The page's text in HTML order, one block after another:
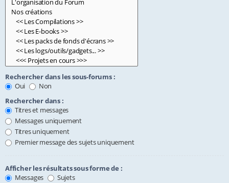
Rechercher dans les sous-forums :
Oui
Non
Rechercher dans :
Titres et messages
Messages uniquement
Titres uniquement
Premier message des sujets uniquement
Afficher les résultats sous forme de :
Messages
Sujets